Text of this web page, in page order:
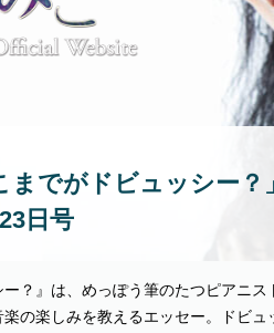
までがドビュッシー
日号
ー？』は、めっぽう筆のたつピアニ
の楽しみを教えるエッセー。ドビュ